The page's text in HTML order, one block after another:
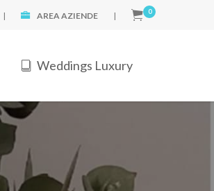
| AREA AZIENDE | 0
Weddings Luxury